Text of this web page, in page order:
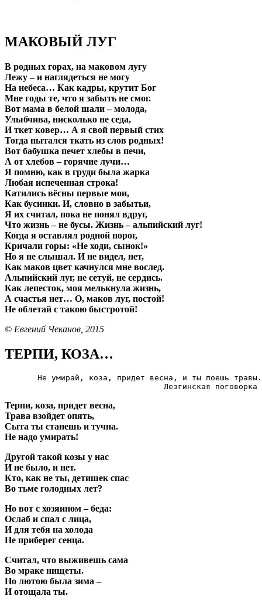
МАКОВЫЙ ЛУГ
В родных горах, на маковом лугу
Лежу – и наглядеться не могу
На небеса… Как кадры, крутит Бог
Мне годы те, что я забыть не смог.
Вот мама в белой шали – молода,
Улыбчива, нисколько не седа,
И ткет ковер… А я свой первый стих
Тогда пытался ткать из слов родных!
Вот бабушка печет хлебы в печи,
А от хлебов – горячие лучи…
Я помню, как в груди была жарка
Любая испеченная строка!
Катились вёсны первые мои,
Как бусинки. И, словно в забытьи,
Я их считал, пока не понял вдруг,
Что жизнь – не бусы. Жизнь – альпийский луг!
Когда я оставлял родной порог,
Кричали горы: «Не ходи, сынок!»
Но я не слышал. И не видел, нет,
Как маков цвет качнулся мне вослед.
Альпийский луг, не сетуй, не сердись.
Как лепесток, моя мелькнула жизнь,
А счастья нет… О, маков луг, постой!
Не облетай с такою быстротой!
© Евгений Чеканов, 2015
ТЕРПИ, КОЗА…
       Не умирай, коза, придет весна, и ты поешь травы.
                                  Лезгинская поговорка
Терпи, коза, придет весна,
Трава взойдет опять,
Сыта ты станешь и тучна.
Не надо умирать!
Другой такой козы у нас
И не было, и нет.
Кто, как не ты, детишек спас
Во тьме голодных лет?
Но вот с хозяином – беда:
Ослаб и спал с лица,
И для тебя на холода
Не приберег сенца.
Считал, что выживешь сама
Во мраке нищеты.
Но лютою была зима –
И отощала ты.